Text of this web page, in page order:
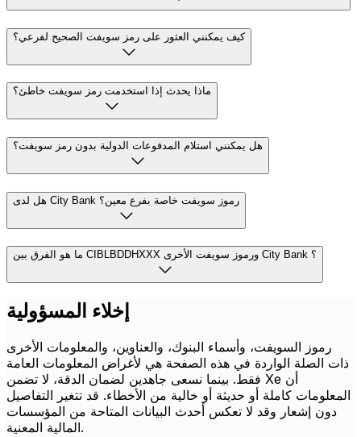
كيف يمكنني العثور على رمز سويفت الصحيح لفرعي؟
ماذا يحدث إذا استخدمت رمز سويفت خاطئ؟
هل يمكنني استلام المدفوعات الدولية بدون رمز سويفت؟
هل لدى City Bank رموز سويفت خاصة بفرع معين؟
ما هو الفرق بين CIBLBDDHXXX ورموز سويفت الأخرى City Bank ؟
إخلاء المسؤولية
رموز السويفت، وأسماء البنوك، والعناوين، والمعلومات الأخرى
ذات الصلة الواردة في هذه الصفحة هي لأغراض المعلومات العامة
فقط. بينما نسعى جاهدين لضمان الدقة، لا تضمن Xe أن
المعلومات كاملة أو حديثة أو خالية من الأخطاء. قد تتغير التفاصيل
دون إشعار وقد لا تعكس أحدث البيانات المتاحة من المؤسسات
المالية المعنية.